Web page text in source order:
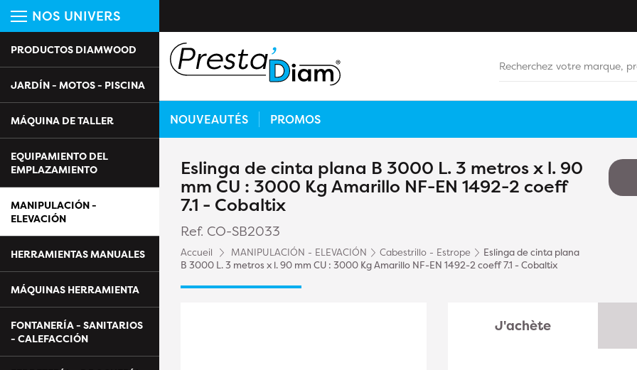
NOS UNIVERS
PRODUCTOS DIAMWOOD
JARDÍN - MOTOS - PISCINA
MÁQUINA DE TALLER
EQUIPAMIENTO DEL
EMPLAZAMIENTO
MANIPULACIÓN -
ELEVACIÓN
HERRAMIENTAS MANUALES
MÁQUINAS HERRAMIENTA
FONTANERÍA - SANITARIOS
- CALEFACCIÓN
NOUVEAUTÉS PROMOS
Eslinga de cinta plana B 3000 L. 3 metros x l. 90
mm CU : 3000 Kg Amarillo NF-EN 1492-2 coeff
7.1 - Cobaltix
Ref. CO-SB2033
Accueil MANIPULACIÓN - ELEVACIÓN Cabestrillo - Estrope
Eslinga de cinta plana
B 3000 L. 3 metros x l. 90 mm CU : 3000 Kg Amarillo NF-EN 1492-2 coeff 7.1 - Cobaltix
J'achète